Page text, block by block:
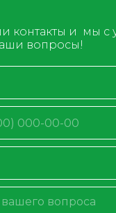
контакты и мы с
вопросы!